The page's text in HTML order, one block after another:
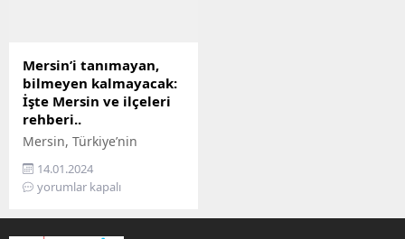
Mersin’i tanımayan,
bilmeyen kalmayacak:
İşte Mersin ve ilçeleri
rehberi..
Mersin, Türkiye’nin
bulunan popüler
şehirlerden biridir.
14.01.2024
yorumlar kapalı